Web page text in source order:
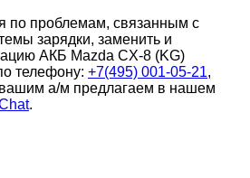
по проблемам, связанным с
зарядки, заменить и
АКБ Mazda CX-8 (KG)
телефону: +7(495) 001-05-21,
а/м предлагаем в нашем
.